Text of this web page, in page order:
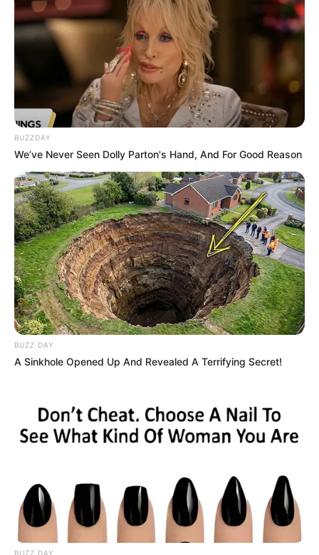
Fonte:Pinterest
Fonte:Pinterest
Para aniversários
Em qualquer idade, fazer aniversárioé sempre
divertido e merece ser comemorado com muita
BUZZDAY
We’ve Never Seen Dolly Parton's Hand, And For Good Reason
BUZZ DAY
A Sinkhole Opened Up And Revealed A Terrifying Secret!
BUZZ DAY